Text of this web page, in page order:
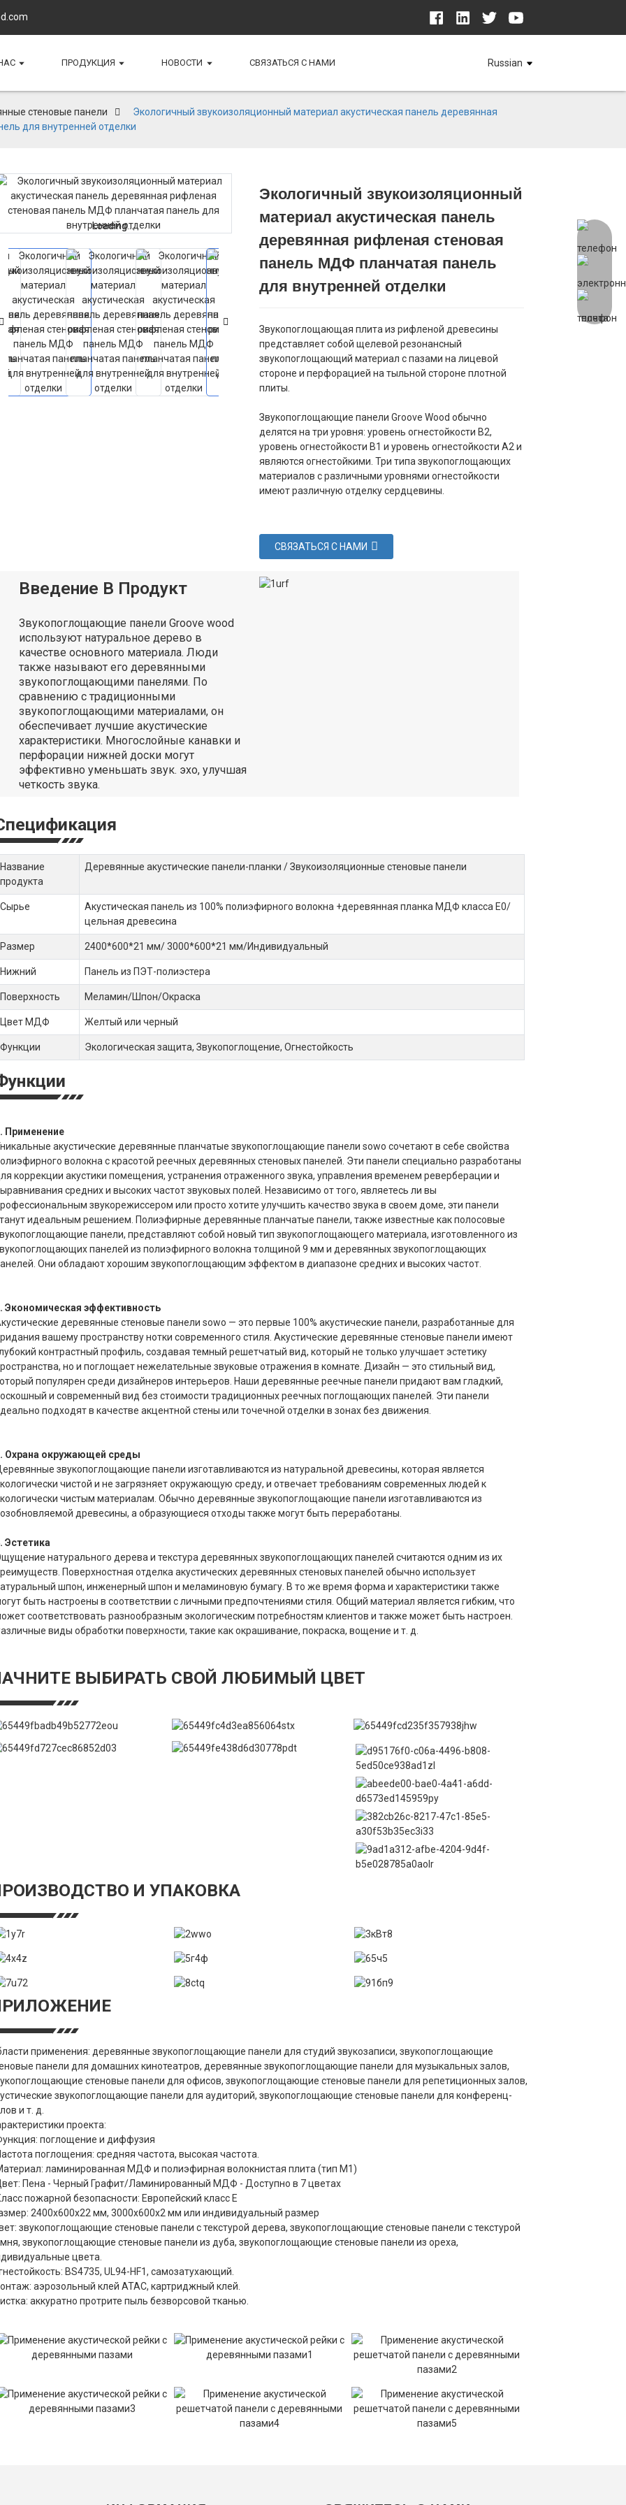
ПРОДУКЦИЯ НОВОСТИ СВЯЗАТЬСЯ С НАМИ Russian
стеновые панели
Экологичный звукоизоляционный материал акустическая панель деревянная
для внутренней отделки
Loading...
Loading... Loading...
Loading... Loading...
Loading...
Экологичный звукоизоляционный
материал акустическая панель
деревянная рифленая стеновая
панель МДФ планчатая панель
для внутренней отделки
Звукопоглощающая плита из рифленой древесины
представляет собой щелевой резонансный
звукопоглощающий материал с пазами на лицевой
стороне и перфорацией на тыльной стороне плотной
плиты.
Звукопоглощающие панели Groove Wood обычно
делятся на три уровня: уровень огнестойкости B2,
уровень огнестойкости B1 и уровень огнестойкости A2 и
являются огнестойкими. Три типа звукопоглощающих
материалов с различными уровнями огнестойкости
имеют различную отделку сердцевины.
СВЯЗАТЬСЯ С НАМИ
Введение В Продукт
Звукопоглощающие панели Groove wood
используют натуральное дерево в
качестве основного материала. Люди
также называют его деревянными
звукопоглощающими панелями. По
сравнению с традиционными
звукопоглощающими материалами, он
обеспечивает лучшие акустические
характеристики. Многослойные канавки и
перфорации нижней доски могут
эффективно уменьшать звук. эхо, улучшая
четкость звука.
Название
продукта
Деревянные акустические панели-планки / Звукоизоляционные стеновые панели
Сырье
Акустическая панель из 100% полиэфирного волокна +деревянная планка МДФ класса E0/
цельная древесина
Размер 2400*600*21 мм/ 3000*600*21 мм/Индивидуальный
Нижний Панель из ПЭТ-полиэстера
Поверхность Меламин/Шпон/Окраска
Цвет МДФ Желтый или черный
Функции Экологическая защита, Звукопоглощение, Огнестойкость
Применение
акустические деревянные планчатые звукопоглощающие панели sowo сочетают в себе свойства
волокна с красотой реечных деревянных стеновых панелей. Эти панели специально разработаны
коррекции акустики помещения, устранения отраженного звука, управления временем реверберации и
средних и высоких частот звуковых полей. Независимо от того, являетесь ли вы
звукорежиссером или просто хотите улучшить качество звука в своем доме, эти панели
идеальным решением. Полиэфирные деревянные планчатые панели, также известные как полосовые
панели, представляют собой новый тип звукопоглощающего материала, изготовленного из
панелей из полиэфирного волокна толщиной 9 мм и деревянных звукопоглощающих
Они обладают хорошим звукопоглощающим эффектом в диапазоне средних и высоких частот.
Экономическая эффективность
деревянные стеновые панели sowo — это первые 100% акустические панели, разработанные для
вашему пространству нотки современного стиля. Акустические деревянные стеновые панели имеют
контрастный профиль, создавая темный решетчатый вид, который не только улучшает эстетику
но и поглощает нежелательные звуковые отражения в комнате. Дизайн — это стильный вид,
популярен среди дизайнеров интерьеров. Наши деревянные реечные панели придают вам гладкий,
и современный вид без стоимости традиционных реечных поглощающих панелей. Эти панели
подходят в качестве акцентной стены или точечной отделки в зонах без движения.
Охрана окружающей среды
звукопоглощающие панели изготавливаются из натуральной древесины, которая является
чистой и не загрязняет окружающую среду, и отвечает требованиям современных людей к
чистым материалам. Обычно деревянные звукопоглощающие панели изготавливаются из
древесины, а образующиеся отходы также могут быть переработаны.
Эстетика
натурального дерева и текстура деревянных звукопоглощающих панелей считаются одним из их
Поверхностная отделка акустических деревянных стеновых панелей обычно использует
шпон, инженерный шпон и меламиновую бумагу. В то же время форма и характеристики также
быть настроены в соответствии с личными предпочтениями стиля. Общий материал является гибким, что
соответствовать разнообразным экологическим потребностям клиентов и также может быть настроен.
виды обработки поверхности, такие как окрашивание, покраска, вощение и т. д.
ВЫБИРАТЬ СВОЙ ЛЮБИМЫЙ ЦВЕТ
И УПАКОВКА
применения: деревянные звукопоглощающие панели для студий звукозаписи, звукопоглощающие
панели для домашних кинотеатров, деревянные звукопоглощающие панели для музыкальных залов,
стеновые панели для офисов, звукопоглощающие стеновые панели для репетиционных залов,
звукопоглощающие панели для аудиторий, звукопоглощающие стеновые панели для конференц-
и т. д.
проекта:
поглощение и диффузия
поглощения: средняя частота, высокая частота.
ламинированная МДФ и полиэфирная волокнистая плита (тип М1)
Пена - Черный Графит/Ламинированный МДФ - Доступно в 7 цветах
пожарной безопасности: Европейский класс E
2400x600x22 мм, 3000x600x2 мм или индивидуальный размер
звукопоглощающие стеновые панели с текстурой дерева, звукопоглощающие стеновые панели с текстурой
звукопоглощающие стеновые панели из дуба, звукопоглощающие стеновые панели из ореха,
цвета.
BS4735, UL94-HF1, самозатухающий.
аэрозольный клей ATAC, картриджный клей.
аккуратно протрите пыль безворсовой тканью.